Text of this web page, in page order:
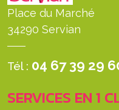
Place du Marché
34290 Servian
Tél : 04 67 39 29
SERVICES EN 1